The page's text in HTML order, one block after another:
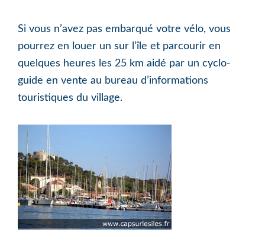
Si vous n’avez pas embarqué votre vélo, vous
pourrez en louer un sur l’île et parcourir en
quelques heures les 25 km aidé par un cyclo-
guide en vente au bureau d’informations
touristiques du village.